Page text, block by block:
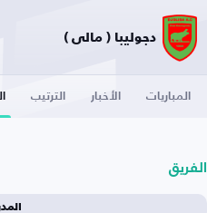
دجوليبا ( مالي )
المباريات الأخبار الترتيب
الفريق